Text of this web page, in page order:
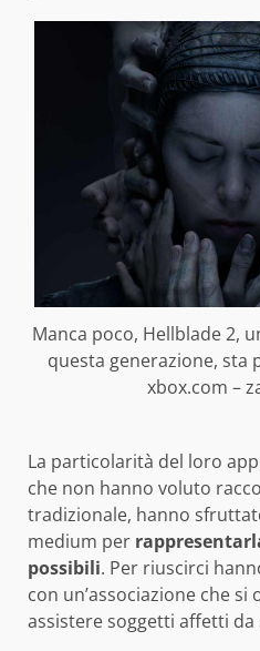
Manca poco, Hellblade 2,
questa generazione, sta
xbox.com –
La particolarità del loro
che non hanno voluto
tradizionale, hanno
medium per
possibili. Per riuscirci
con un’associazione che si
assistere soggetti affetti da